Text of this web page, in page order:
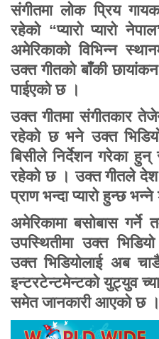
संगीतमा लोक प्रिय
रहेको “प्यारो प्यारो
अमेरिकाको विभिन्न
उक्त गीतको बाँकी
पाईएको छ ।
उक्त गीतमा संगीतकार
रहेको छ भने उक्त
बिसीले निर्देशन गरेका
रहेको छ । उक्त गीतले
प्राण भन्दा प्यारो हुन्छ
अमेरिकामा बसोबास
उपस्थितीमा उक्त
उक्त भिडियोलाई अब
इन्टरटेन्टमेन्टको युट्युव
समेत जानकारी आएको छ ।